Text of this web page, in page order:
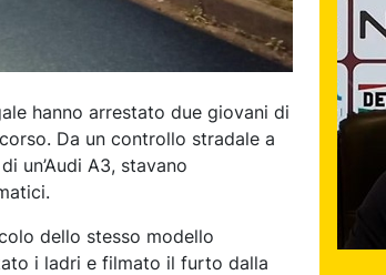
hanno arrestato due giovani di
Da un controllo stradale a
un’Audi A3, stavano
dello stesso modello
i ladri e filmato il furto dalla